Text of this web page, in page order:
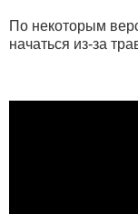
По некоторым
начаться из-за